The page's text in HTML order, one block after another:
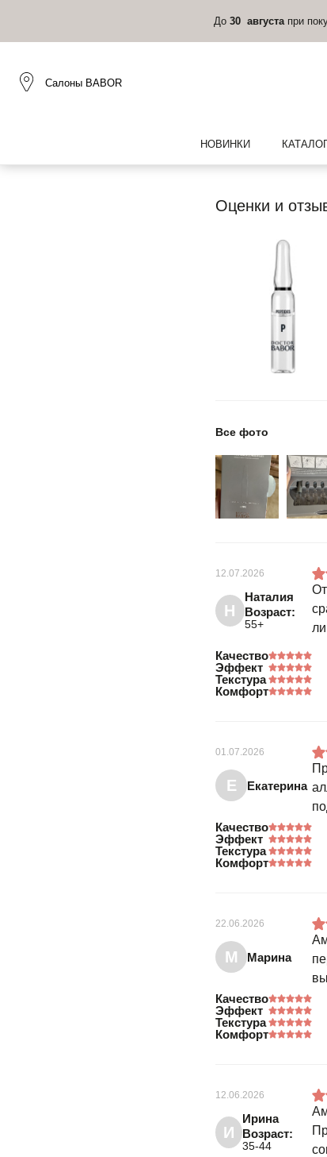
До 30 августа при
Салоны BABOR
НОВИНКИ
Оценки и
Все фото
12.07.2026
Н
Наталия
Возраст:
55+
Качество
Эффект
Текстура
Комфорт
01.07.2026
Е Екатерина
Качество
Эффект
Текстура
Комфорт
22.06.2026
М Марина
Качество
Эффект
Текстура
Комфорт
12.06.2026
И
Ирина
Возраст:
35-44